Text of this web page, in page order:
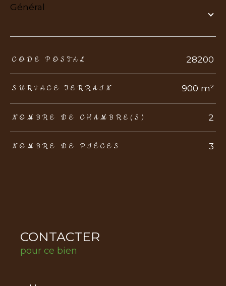
général
TRAD_ZEPHYR_Caracteristique TRAD_ZEPHYR_Valeurs
CODE POSTAL 28200
SURFACE TERRAIN 900 m²
NOMBRE DE CHAMBRE(S) 2
NOMBRE DE PIÈCES 3
CONTACTER
pour ce bien